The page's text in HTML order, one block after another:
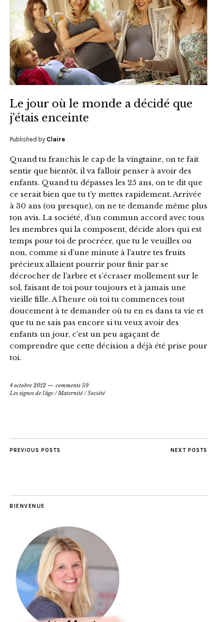
Le jour où le monde a décidé que
j’étais enceinte
Published by Claire
Quand tu franchis le cap de la vingtaine, on te fait
sentir que bientôt, il va falloir penser à avoir des
enfants. Quand tu dépasses les 25 ans, on te dit que
ce serait bien que tu t’y mettes rapidement. Arrivée
à 30 ans (ou presque), on ne te demande même plus
ton avis. La société, d’un commun accord avec tous
les membres qui la composent, décide alors qui est
temps pour toi de procréer, que tu le veuilles ou
non, comme si d’une minute à l’autre tes fruits
précieux allaient pourrir pour finir par se
décrocher de l’arbre et s’écraser mollement sur le
sol, faisant de toi pour toujours et à jamais une
vieille fille. A l’heure où toi tu commences tout
doucement à te demander où tu en es dans ta vie et
que tu ne sais pas encore si tu veux avoir des
enfants un jour, c’est un peu agaçant de
comprendre que cette décision a déjà été prise pour
toi.
4 octobre 2012
comments 59
Les signes de l'âge /Maternité/Société
PREVIOUS POSTS NEXT POSTS
BIENVENUE